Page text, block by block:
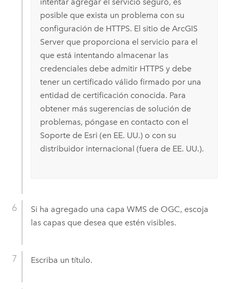
intentar agregar el servicio seguro, es
posible que exista un problema con su
configuración de HTTPS. El sitio de ArcGIS
Serverque proporciona el servicio para el
que está intentando almacenar las
credenciales debe admitir HTTPS y debe
tener un certificado válido firmado por una
entidad de certificación conocida. Para
obtener más sugerencias de solución de
problemas, póngase en contacto con el
Soporte de Esri (en EE. UU.) o con su
distribuidor internacional (fuera de EE. UU.).
Si ha agregado una capa WMS de OGC, escoja
las capas que desea que estén visibles.
Escriba un título.